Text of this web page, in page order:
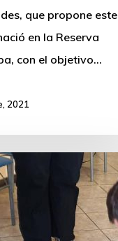
que propone este
en la Reserva
con el objetivo…
2021